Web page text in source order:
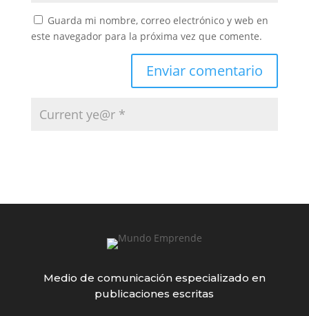
Guarda mi nombre, correo electrónico y web en
este navegador para la próxima vez que comente.
Medio de comunicación especializado en
publicaciones escritas